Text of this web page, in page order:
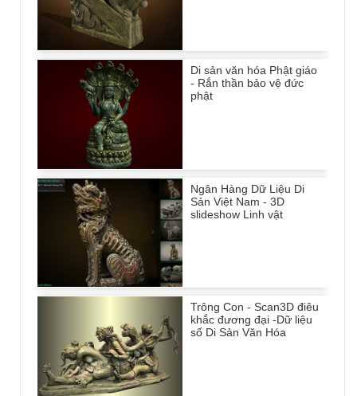
Di sản văn hóa Phật giáo
- Rắn thần bảo vệ đức
phật
Ngân Hàng Dữ Liệu Di
Sản Việt Nam - 3D
slideshow Linh vật
Trông Con - Scan3D điêu
khắc đương đại -Dữ liệu
số Di Sản Văn Hóa